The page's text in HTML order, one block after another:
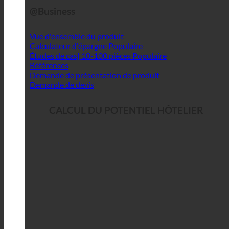
Vue d'ensemble du produit
Calculateur d'épargne
Études de cas| 10-100 pièces
Références
Demande de présentation de produit
Demande de devis